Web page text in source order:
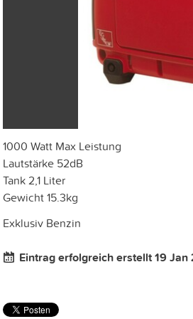
1000 Watt Max Leistung
Lautstärke 52dB
Tank 2,1 Liter
Gewicht 15.3kg
Exklusiv Benzin
Eintrag erfolgreich erstellt 19 Jan